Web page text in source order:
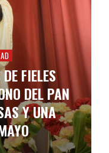
FIELES
DEL PAN
Y UNA